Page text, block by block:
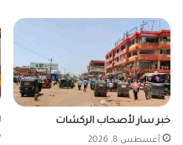
خبر سار لأصحاب الركشات
أغسطس 8, 2026